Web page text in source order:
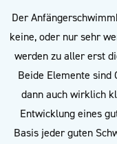
Der
keine, oder nur sehr
werden zu aller erst
Beide Elemente sind
dann auch wirklich
Entwicklung eines
Basis jeder guten